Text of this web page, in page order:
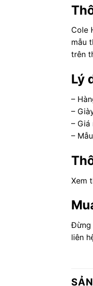
Cole
mẫu
trên
Lý
–
–
– Giá
–
Xem
Đừng
liên